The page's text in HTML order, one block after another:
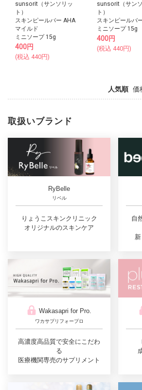
sunsorit（サンソリッ
ト）
スキンピールバー AHA
マイルド
ミニソープ 15g
400円
(税込 440円)
sunsorit（サン
ト）
スキンピールバ
ミニソープ 15g
400円
(税込 440円)
人気順 価
取扱いブランド
RyBelle
リベル
りょうこスキンクリニック
オリジナルのスキンケア
自
Wakasapri for Pro.
ワカサプリフォープロ
高濃度高品質で安全にこだわ
る
医療機関専売のサプリメント